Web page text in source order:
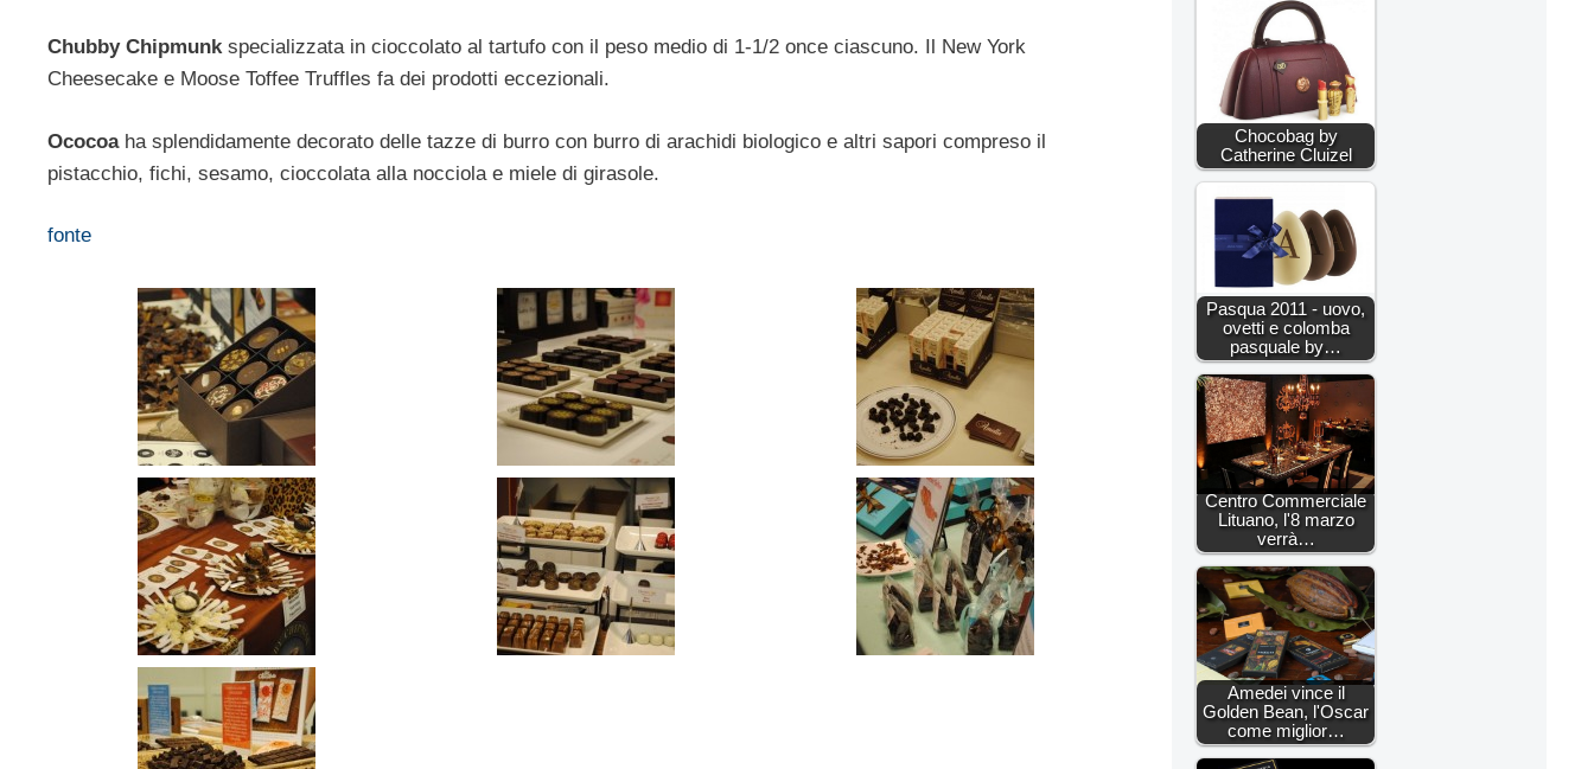
Chubby Chipmunkspecializzata in cioccolato al tartufo con il peso medio di 1-1/2 once ciascuno. Il New York
Cheesecake e Moose Toffee Truffles fa dei prodotti eccezionali.
Ococoaha splendidamente decorato delle tazze di burro con burro di arachidi biologico e altri sapori compreso il
pistacchio, fichi, sesamo, cioccolata alla nocciola e miele di girasole.
fonte
Chocobag by
Catherine Cluizel
Pasqua 2011 - uovo,
ovetti e colomba
pasquale by…
Centro Commerciale
Lituano, l'8 marzo
verrà…
Amedei vince il
Golden Bean, l'Oscar
come miglior…